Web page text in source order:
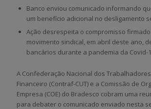
Banco enviou comunicado informando
um benefício adicional no desligamento
Ação desrespeita o compromisso firmado
movimento sindical, em abril deste ano,
bancários durante a pandemia da Covid-
A Confederação Nacional dos
Financeiro (Contraf-CUT) e a Comissão de
Empresa (COE) do Bradesco cobram uma
para debater o comunicado enviado nesta